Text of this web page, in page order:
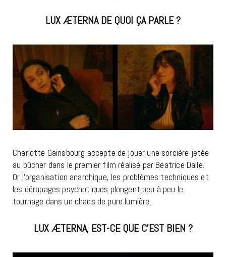
LUX ÆTERNA DE QUOI ÇA PARLE ?
Charlotte Gainsbourg accepte de jouer une sorcière jetée
au bûcher dans le premier film réalisé par Beatrice Dalle.
Or l’organisation anarchique, les problèmes techniques et
les dérapages psychotiques plongent peu à peu le
tournage dans un chaos de pure lumière.
LUX ÆTERNA, EST-CE QUE C’EST BIEN ?